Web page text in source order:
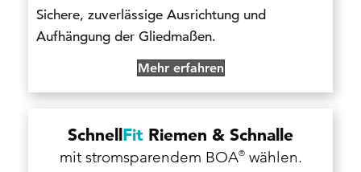
Sichere, zuverlässige Ausrichtung und
Aufhängung der Gliedmaßen.
Mehr erfahren
SchnellFit Riemen & Schnalle
mit stromsparendem BOA®wählen.